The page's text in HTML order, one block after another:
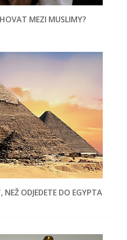
MEZI MUSLIMY?
NEŽ ODJEDETE DO EGYPTA